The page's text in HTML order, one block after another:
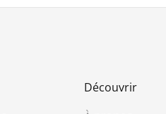
Découvrir